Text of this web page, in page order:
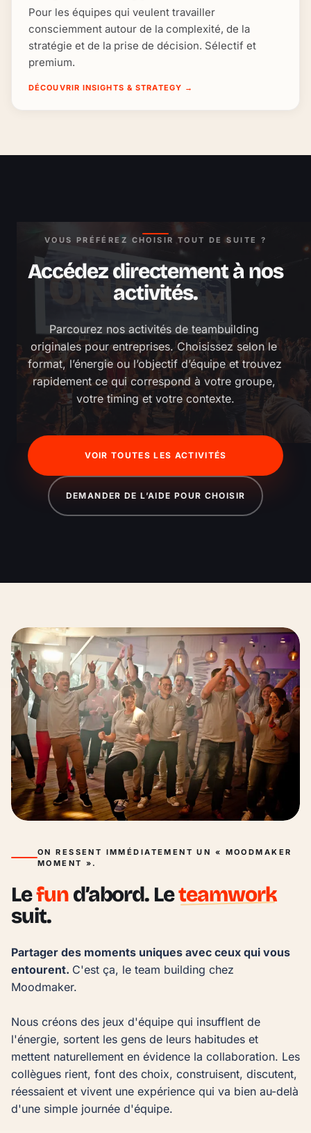
Pour les équipes qui veulent travailler
consciemment autour de la complexité, de la
stratégie et de la prise de décision. Sélectif et
premium.
DÉCOUVRIR INSIGHTS & STRATEGY →
VOUS PRÉFÉREZ CHOISIR TOUT DE SUITE ?
Accédez directement à nos
activités.
Parcourez nos activités de teambuilding
originales pour entreprises. Choisissez selon le
format, l’énergie ou l’objectif d’équipe et trouvez
rapidement ce qui correspond à votre groupe,
votre timing et votre contexte.
VOIR TOUTES LES ACTIVITÉS
DEMANDER DE L’AIDE POUR CHOISIR
ON RESSENT IMMÉDIATEMENT UN « MOODMAKER
MOMENT ».
Lefund’abord. Leteamwork
suit.
Partager des moments uniques avec ceux qui vous
entourent. C'est ça, le team building chez
Moodmaker.
Nous créons des jeux d'équipe qui insufflent de
l'énergie, sortent les gens de leurs habitudes et
mettent naturellement en évidence la collaboration. Les
collègues rient, font des choix, construisent, discutent,
réessaient et vivent une expérience qui va bien au-delà
d'une simple journée d'équipe.